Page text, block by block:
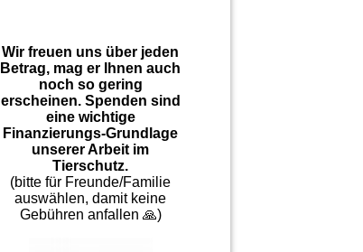
Wir freuen uns über jeden
Betrag, mag er Ihnen auch
noch so gering
erscheinen. Spenden sind
eine wichtige
Finanzierungs-Grundlage
unserer Arbeit im
Tierschutz.
(bitte für Freunde/Familie
auswählen, damit keine
Gebühren anfallen 🙏)